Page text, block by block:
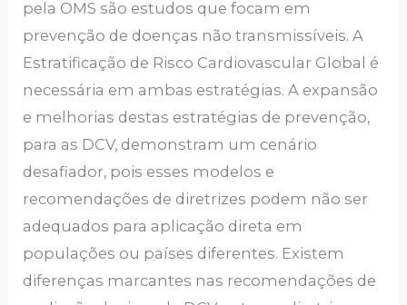
pela OMS são estudos que focam em
prevenção de doenças não transmissíveis. A
Estratificação de Risco Cardiovascular Global é
necessária em ambas estratégias. A expansão
e melhorias destas estratégias de prevenção,
para as DCV, demonstram um cenário
desafiador, pois esses modelos e
recomendações de diretrizes podem não ser
adequados para aplicação direta em
populações ou países diferentes. Existem
diferenças marcantes nas recomendações de